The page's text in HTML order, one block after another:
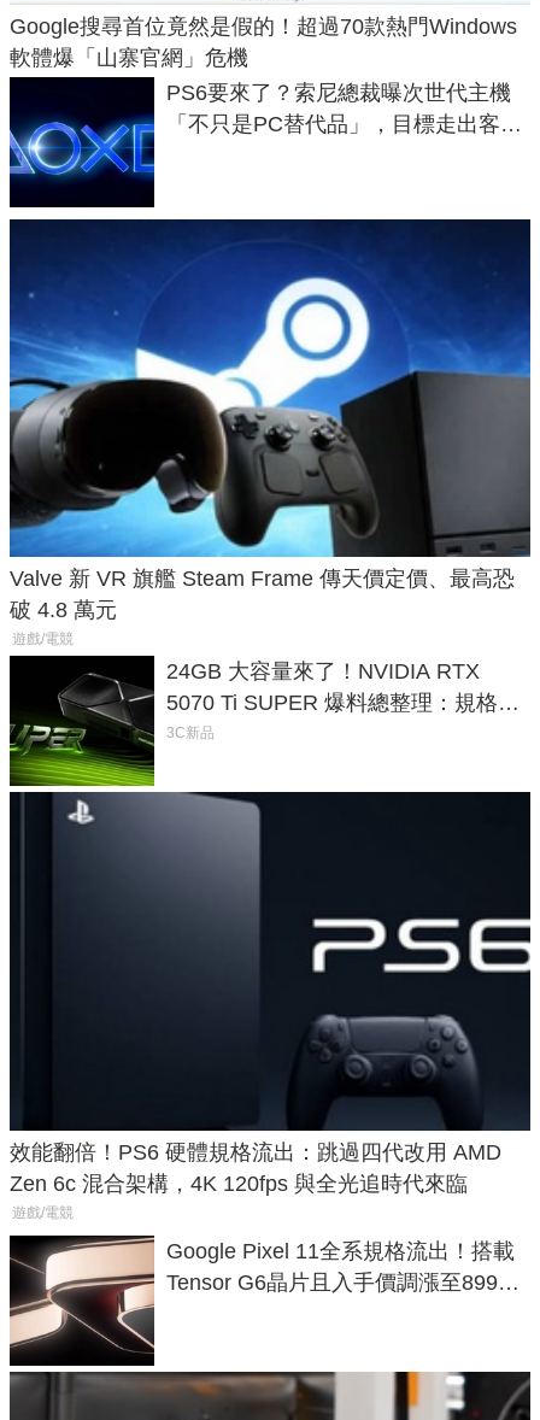
Google搜尋首位竟然是假的！超過70款熱門Windows
軟體爆「山寨官網」危機
PS6要來了？索尼總裁曝次世代主機
「不只是PC替代品」，目標走出客
Valve 新 VR 旗艦 Steam Frame 傳天價定價、最高恐
破 4.8 萬元
遊戲/電競
24GB 大容量來了！NVIDIA RTX
5070 Ti SUPER 爆料總整理：規格、
功耗、上市時間
3C新品
效能翻倍！PS6 硬體規格流出：跳過四代改用 AMD
Zen 6c 混合架構，4K 120fps 與全光追時代來臨
遊戲/電競
Google Pixel 11全系規格流出！搭載
Tensor G6晶片且入手價調漲至899美